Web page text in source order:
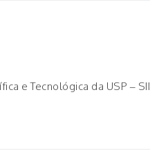
e Tecnológica da USP –